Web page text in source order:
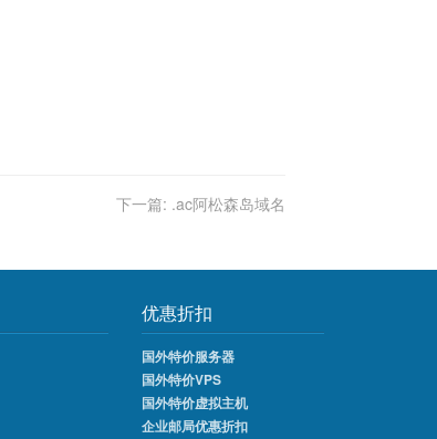
下一篇: .ac阿松森岛域名
优惠折扣
国外特价服务器
国外特价VPS
国外特价虚拟主机
企业邮局优惠折扣